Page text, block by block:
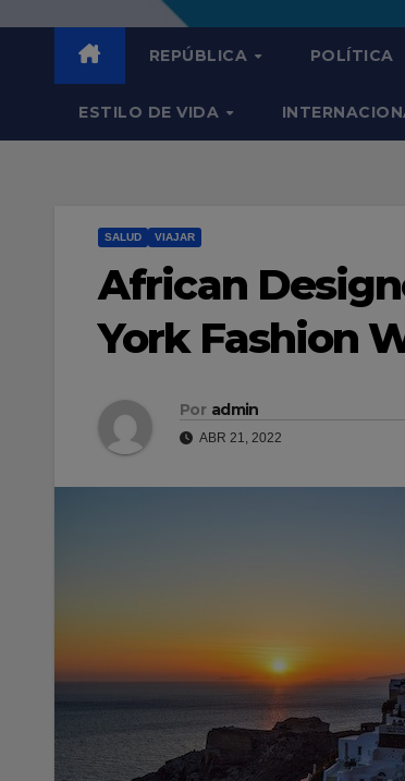
REPÚBLICA POLÍTICA
ESTILO DE VIDA
SALUD VIAJAR
African
York Fashion
Por admin
ABR 21, 2022